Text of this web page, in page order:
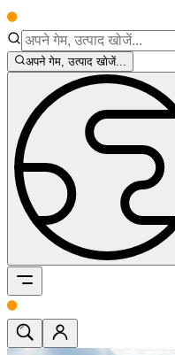
अपने गेम, उत्पाद खोजें...